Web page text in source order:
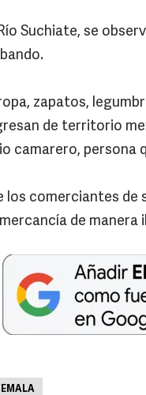
Suchiate, se
zapatos,
de territorio
camarero, persona
los comerciantes de
de manera